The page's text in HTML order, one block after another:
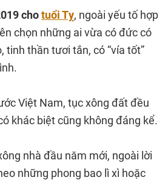
chotuổi Tỵ, ngoài yếu tố hợp
chọn những ai vừa có đức có
tinh thần tươi tắn, có “vía tốt”
Việt Nam, tục xông đất đều
khác biệt cũng không đáng kể.
nhà đầu năm mới, ngoài lời
những phong bao lì xì hoặc